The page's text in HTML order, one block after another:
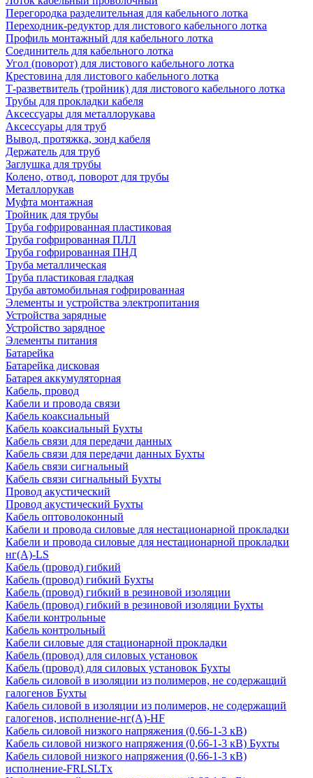
Перегородка разделительная для кабельного лотка
Переходник-редуктор для листового кабельного лотка
Профиль монтажный для кабельного лотка
Соединитель для кабельного лотка
Угол (поворот) для листового кабельного лотка
Крестовина для листового кабельного лотка
Т-разветвитель (тройник) для листового кабельного лотка
Трубы для прокладки кабеля
Аксессуары для металлорукава
Аксессуары для труб
Вывод, протяжка, зонд кабеля
Держатель для труб
Заглушка для трубы
Колено, отвод, поворот для трубы
Металлорукав
Муфта монтажная
Тройник для трубы
Труба гофрированная пластиковая
Труба гофрированная ПЛЛ
Труба гофрированная ПНД
Труба металлическая
Труба пластиковая гладкая
Труба автомобильная гофрированная
Элементы и устройства электропитания
Устройства зарядные
Устройство зарядное
Элементы питания
Батарейка
Батарейка дисковая
Батарея аккумуляторная
Кабель, провод
Кабели и провода связи
Кабель коаксиальный
Кабель коаксиальный Бухты
Кабель связи для передачи данных
Кабель связи для передачи данных Бухты
Кабель связи сигнальный
Кабель связи сигнальный Бухты
Провод акустический
Провод акустический Бухты
Кабель оптоволоконный
Кабели и провода силовые для нестационарной прокладки
Кабели и провода силовые для нестационарной прокладки
нг(А)-LS
Кабель (провод) гибкий
Кабель (провод) гибкий Бухты
Кабель (провод) гибкий в резиновой изоляции
Кабель (провод) гибкий в резиновой изоляции Бухты
Кабели контрольные
Кабель контрольный
Кабели силовые для стационарной прокладки
Кабель (провод) для силовых установок
Кабель (провод) для силовых установок Бухты
Кабель силовой в изоляции из полимеров, не содержащий
галогенов Бухты
Кабель силовой в изоляции из полимеров, не содержащий
галогенов, исполнение-нг(А)-HF
Кабель силовой низкого напряжения (0,66-1-3 кВ)
Кабель силовой низкого напряжения (0,66-1-3 кВ) Бухты
Кабель силовой низкого напряжения (0,66-1-3 кВ)
исполнение-FRLSLTx